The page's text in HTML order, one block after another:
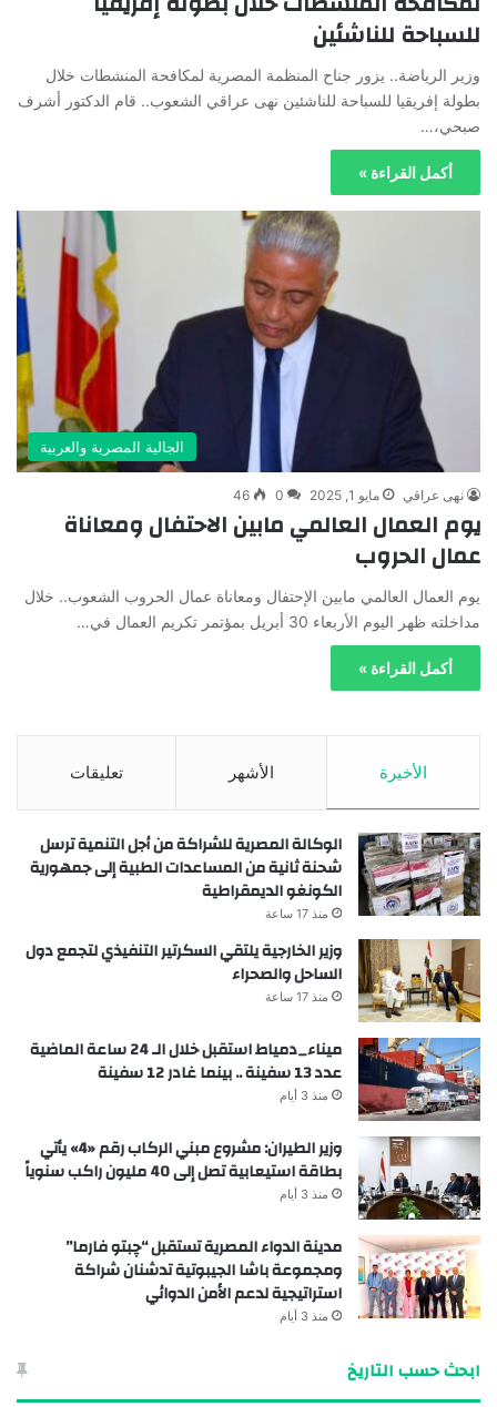
للسباحة للناشئين
وزير الرياضة.. يزور جناح المنظمة المصرية لمكافحة المنشطات خلال
بطولة إفريقيا للسباحة للناشئين نهى عراقي الشعوب.. قام الدكتور أشرف
صبحي،…
أكمل القراءة »
الجالية المصرية والعربية
نهى عراقي مايو 1, 2025 0
46
يوم العمال العالمي مابين الاحتفال ومعاناة
عمال الحروب
يوم العمال العالمي مابين الإحتفال ومعاناة عمال الحروب الشعوب.. خلال
مداخلته ظهر اليوم الأربعاء 30 أبريل بمؤتمر تكريم العمال في…
أكمل القراءة »
الأخيرة الأشهر تعليقات
الوكالة المصرية للشراكة من أجل التنمية ترسل
شحنة ثانية من المساعدات الطبية إلى جمهورية
الكونغو الديمقراطية
منذ 17 ساعة
وزير الخارجية يلتقي السكرتير التنفيذي لتجمع دول
الساحل والصحراء
منذ 17 ساعة
ميناء_دمياط استقبل خلال الـ 24 ساعة الماضية
عدد 13 سفينة .. بينما غادر 12 سفينة
منذ 3 أيام
وزير الطيران: مشروع مبني الركاب رقم «4» يأتي
بطاقة استيعابية تصل إلى 40 مليون راكب سنوياً
منذ 3 أيام
مدينة الدواء المصرية تستقبل “چبتو فارما”
ومجموعة باشا الجيبوتية تدشنان شراكة
استراتيجية لدعم الأمن الدوائي
منذ 3 أيام
ابحث حسب التاريخ